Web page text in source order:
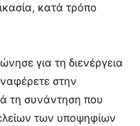
κατά τρόπο
για τη διενέργεια
στην
τη συνάντηση που
των υποψηφίων